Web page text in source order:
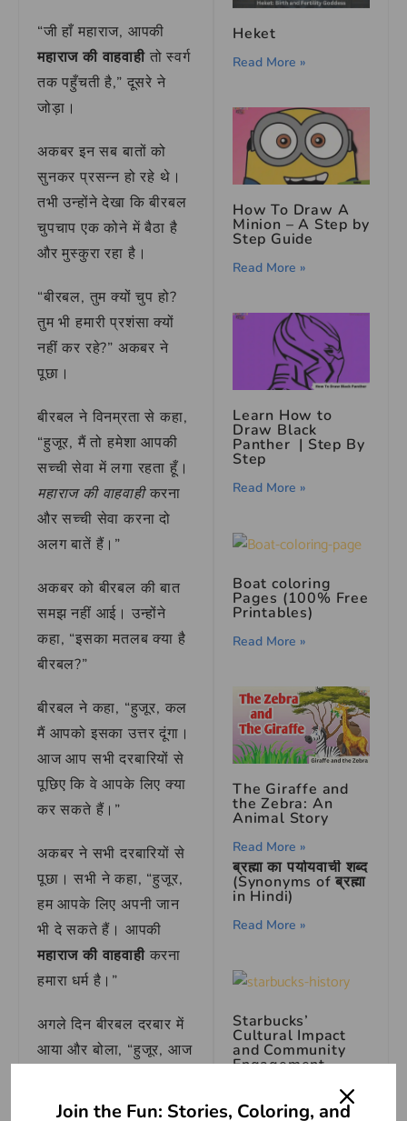
“जी हाँ महाराज, आपकी
महाराज की वाहवाहीतो स्वर्ग
तक पहुँचती है,” दूसरे ने
जोड़ा।
अकबर इन सब बातों को
सुनकर प्रसन्न हो रहे थे।
तभी उन्होंने देखा कि बीरबल
चुपचाप एक कोने में बैठा है
और मुस्कुरा रहा है।
“बीरबल, तुम क्यों चुप हो?
तुम भी हमारी प्रशंसा क्यों
नहीं कर रहे?” अकबर ने
पूछा।
बीरबल ने विनम्रता से कहा,
“हुजूर, मैं तो हमेशा आपकी
सच्ची सेवा में लगा रहता हूँ।
महाराज की वाहवाहीकरना
और सच्ची सेवा करना दो
अलग बातें हैं।”
अकबर को बीरबल की बात
समझ नहीं आई। उन्होंने
कहा, “इसका मतलब क्या है
बीरबल?”
बीरबल ने कहा, “हुजूर, कल
मैं आपको इसका उत्तर दूंगा।
आज आप सभी दरबारियों से
पूछिए कि वे आपके लिए क्या
कर सकते हैं।”
अकबर ने सभी दरबारियों से
पूछा। सभी ने कहा, “हुजूर,
हम आपके लिए अपनी जान
भी दे सकते हैं। आपकी
महाराज की वाहवाहीकरना
हमारा धर्म है।”
अगले दिन बीरबल दरबार में
आया और बोला, “हुजूर, आज
सच्ची सेवा क्या होती है।”
Heket
Read More »
How To Draw A
Minion – A Step by
Step Guide
Read More »
Learn How to
Draw Black
Panther | Step By
Step
Read More »
Boat coloring
Pages (100% Free
Printables)
Read More »
The Giraffe and
the Zebra: An
Animal Story
Read More »
ब्रह्मा का पर्यायवाची शब्द
(Synonyms of ब्रह्मा
in Hindi)
Read More »
Starbucks’
Cultural Impact
and Community
Engagement
Join the Fun: Stories, Coloring, and